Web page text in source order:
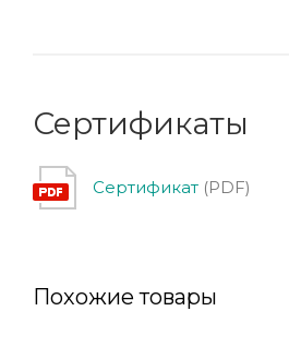
Сертификаты
Сертификат (PDF)
Похожие товары